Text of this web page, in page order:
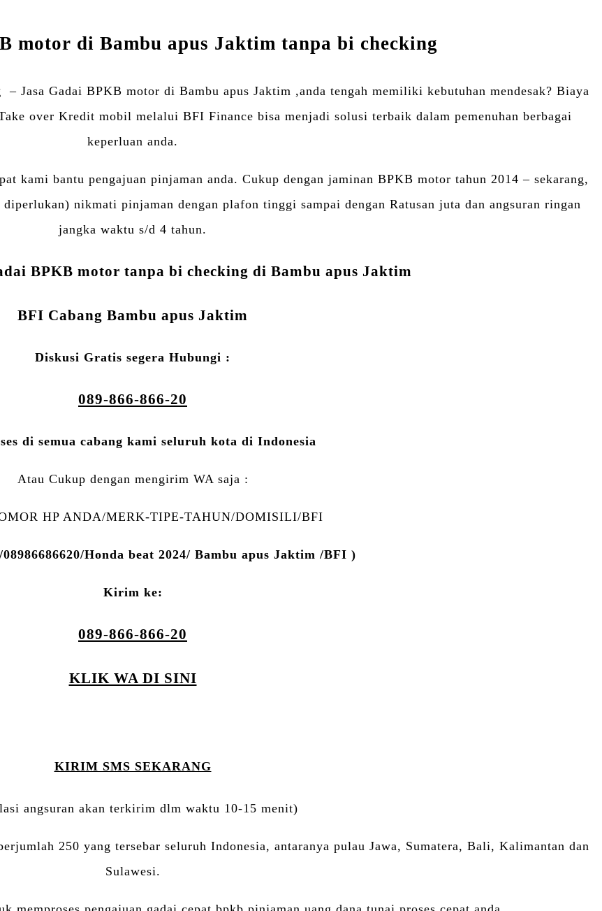
motor di Bambu apus Jaktim tanpa bi checking
– Jasa Gadai BPKB motor di Bambu apus Jaktim ,anda tengah memiliki kebutuhan mendesak? Biaya
over Kredit mobil melalui BFI Finance bisa menjadi solusi terbaik dalam pemenuhan berbagai
keperluan anda.
kami bantu pengajuan pinjaman anda. Cukup dengan jaminan BPKB motor tahun 2014 – sekarang,
nikmati pinjaman dengan plafon tinggi sampai dengan Ratusan juta dan angsuran ringan
jangka waktu s/d 4 tahun.
BPKB motor tanpa bi checking di Bambu apus Jaktim
BFI Cabang Bambu apus Jaktim
Diskusi Gratis segera Hubungi :
089-866-866-20
di semua cabang kami seluruh kota di Indonesia
Atau Cukup dengan mengirim WA saja :
HP ANDA/MERK-TIPE-TAHUN/DOMISILI/BFI
Honda beat 2024/ Bambu apus Jaktim /BFI )
Kirim ke:
089-866-866-20
KLIK WA DI SINI
KIRIM SMS SEKARANG
angsuran akan terkirim dlm waktu 10-15 menit)
250 yang tersebar seluruh Indonesia, antaranya pulau Jawa, Sumatera, Bali, Kalimantan dan
Sulawesi.